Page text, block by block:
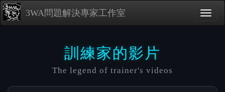
3WA問題解決專家工作室
訓練家的影片
The legend of trainer's videos